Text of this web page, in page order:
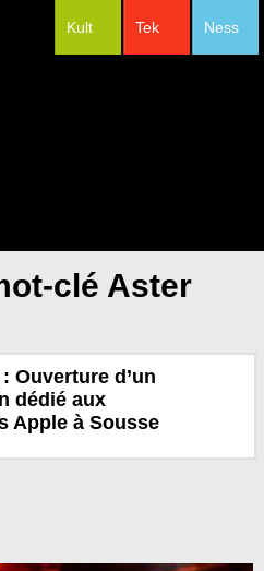
Ness
Tek
Kult
clé Aster
Ouverture d’un
dédié aux
Apple à Sousse